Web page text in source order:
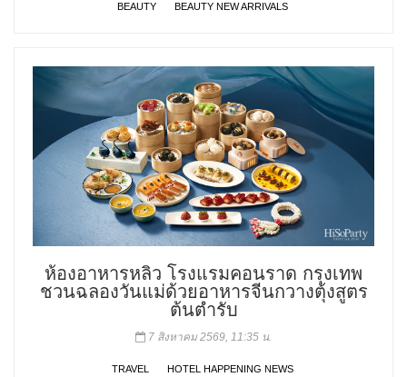
BEAUTY BEAUTY NEW ARRIVALS
ห้องอาหารหลิว โรงแรมคอนราด กรุงเทพ
ชวนฉลองวันแม่ด้วยอาหารจีนกวางตุ้งสูตร
ต้นตำรับ
7 สิงหาคม 2569, 11:35 น.
TRAVEL HOTEL HAPPENING NEWS